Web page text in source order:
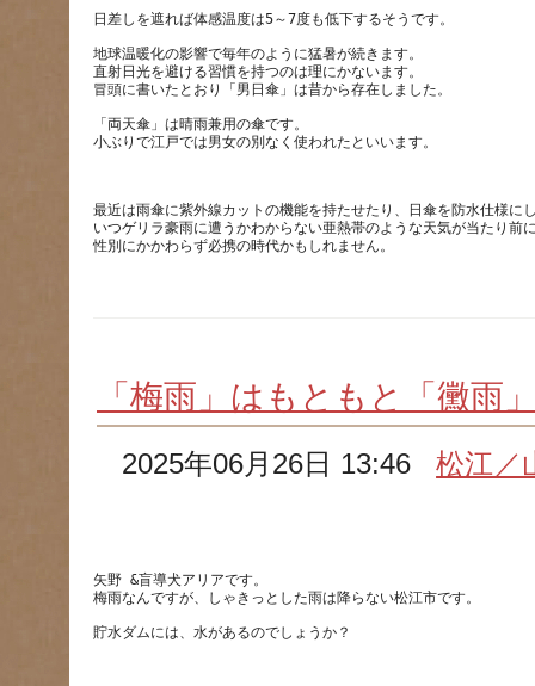
地球温暖化の影響で毎年のように猛暑が続きます。
直射日光を避ける習慣を持つのは理にかないます。
「両天傘」は晴雨兼用の傘です。
最近は雨傘に紫外線カットの機能を持たせたり、日傘を防水仕様に
いつゲリラ豪雨に遭うかわからない亜熱帯のような天気が当たり前
「梅雨」はもともと「黴雨
2025年06月26日 13:46松江／
矢野 &盲導犬アリアです。